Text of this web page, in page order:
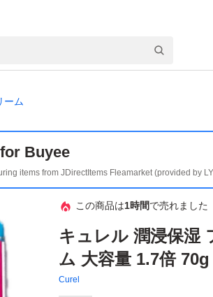
ーム
Buyee
items from JDirectItems Fleamarket (provided by
この商品は1時間で売れました
キュレル 潤浸保湿
ム 大容量 1.7倍 70g
Curel